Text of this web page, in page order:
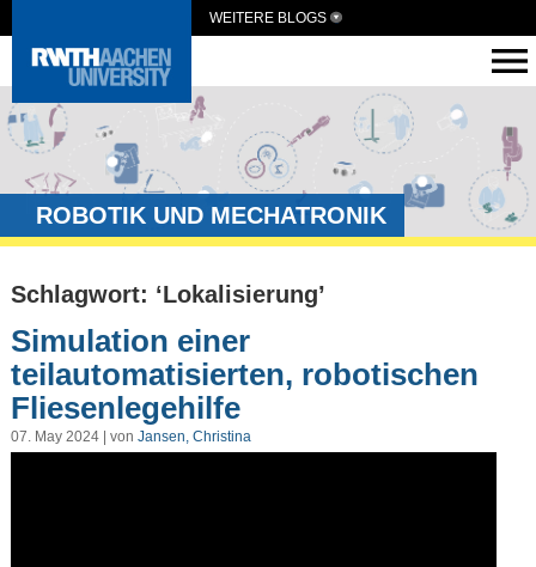
WEITERE BLOGS
ROBOTIK UND MECHATRONIK
Schlagwort: ‘Lokalisierung’
Simulation einer
teilautomatisierten, robotischen
Fliesenlegehilfe
07. May 2024 | von Jansen, Christina